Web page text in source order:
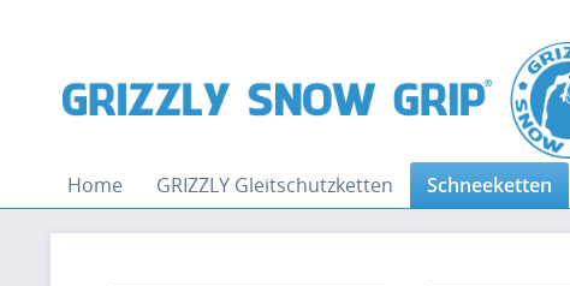
Home GRIZZLY Gleitschutzketten Schneeketten